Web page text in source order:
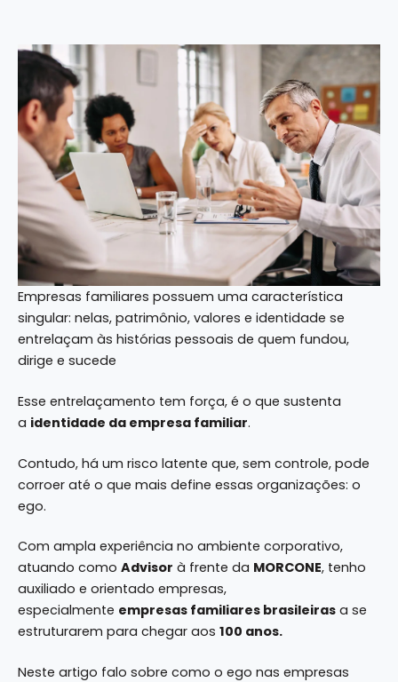
Empresas familiares possuem uma característica
singular: nelas, patrimônio, valores e identidade se
entrelaçam às histórias pessoais de quem fundou,
dirige e sucede
Esse entrelaçamento tem força, é o que sustenta
a identidade da empresa familiar.
Contudo, há um risco latente que, sem controle, pode
corroer até o que mais define essas organizações: o
ego.
Com ampla experiência no ambiente corporativo,
atuando como Advisor à frente da MORCONE, tenho
auxiliado e orientado empresas,
especialmente empresas familiares brasileiras a se
estruturarem para chegar aos 100 anos.
Neste artigo falo sobre como o ego nas empresas